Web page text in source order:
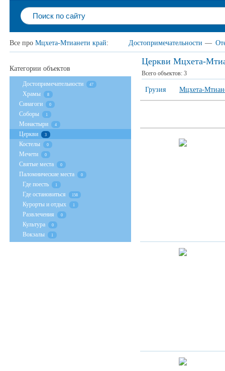
Все про Мцхета-Мтианети край: Достопримечательности —
Церкви Мцхета-
Всего объектов: 3
Грузия Мцхета-
Категории объектов
Достопримечательности 47
Храмы 8
Cинагоги 0
Соборы 1
Монастыри 4
Церкви 3
Костелы 0
Мечети 0
Святые места 0
Паломнические места 0
Где поесть 1
Где остановиться 158
Курорты и отдых 1
Развлечения 0
Культура 0
Вокзалы 1